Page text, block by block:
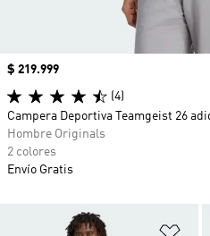
Precio
$ 219.999
(4)
Campera Deportiva Teamgeist 26
Hombre Originals
2 colores
Envío Gratis